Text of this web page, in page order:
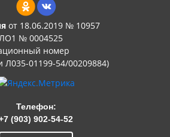
от 18.06.2019 № 10957
№ 0004525
номер
Л035-01199-54/00209884)
Телефон:
(903) 902-54-52